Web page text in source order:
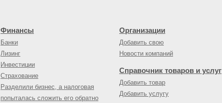
Финансы
Банки
Лизинг
Инвестиции
Страхование
Разделили бизнес, а налоговая
попыталась сложить его обратно
Организации
Добавить свою
Новости компаний
Справочник товаров и услуг
Добавить товар
Добавить услугу